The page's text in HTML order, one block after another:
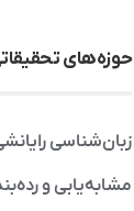
حوزه‌های
زبان‌شناسی
مشابه‌یابی و